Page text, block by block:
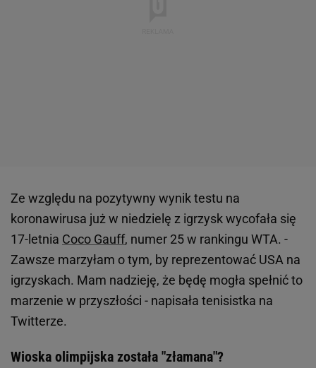
Ze względu na pozytywny wynik testu na
koronawirusa już w niedzielę z igrzysk wycofała się
17-letnia Coco Gauff, numer 25 w rankingu WTA. -
Zawsze marzyłam o tym, by reprezentować USA na
igrzyskach. Mam nadzieję, że będę mogła spełnić to
marzenie w przyszłości - napisała tenisistka na
Twitterze.
Wioska olimpijska została "złamana"?